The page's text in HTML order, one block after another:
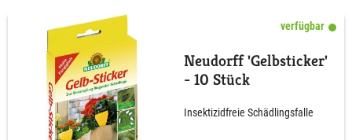
verfügbar
Neudorff 'Gelbsticker'
- 10 Stück
Insektizidfreie Schädlingsfalle